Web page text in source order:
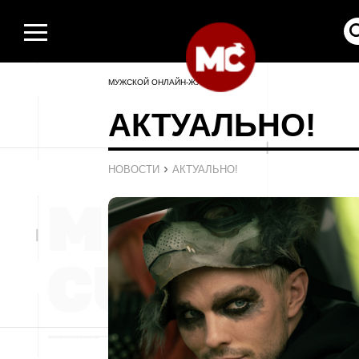
МУЖСКОЙ ОНЛАЙН-ЖУРНАЛ
АКТУАЛЬНО!
НОВОСТИ › АКТУАЛЬНО!